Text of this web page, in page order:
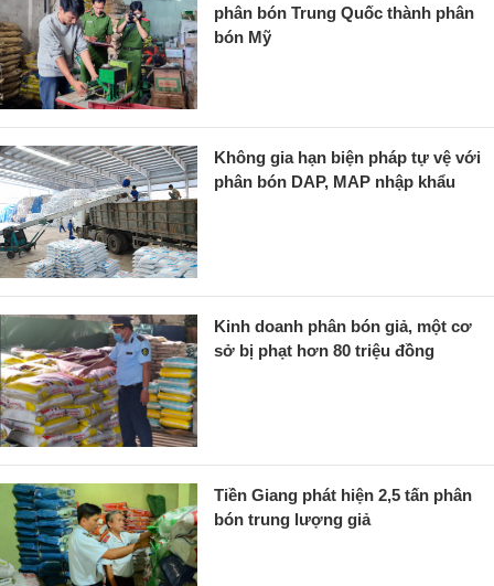
phân bón Trung Quốc thành phân
bón Mỹ
Không gia hạn biện pháp tự vệ với
phân bón DAP, MAP nhập khẩu
Kinh doanh phân bón giả, một cơ
sở bị phạt hơn 80 triệu đồng
Tiền Giang phát hiện 2,5 tấn phân
bón trung lượng giả